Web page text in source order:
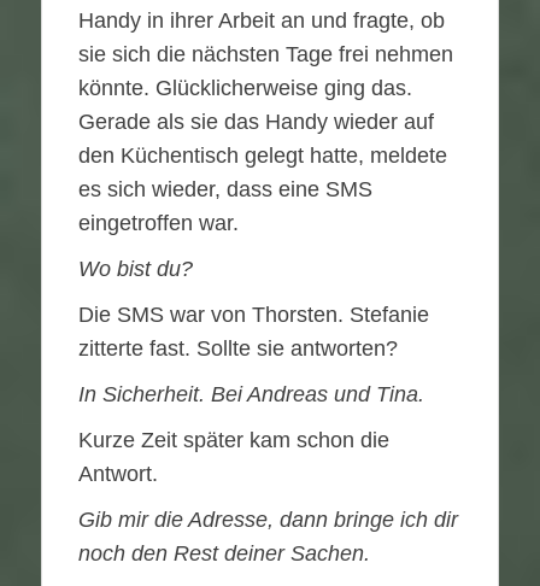
Handy in ihrer Arbeit an und fragte, ob
sie sich die nächsten Tage frei nehmen
könnte. Glücklicherweise ging das.
Gerade als sie das Handy wieder auf
den Küchentisch gelegt hatte, meldete
es sich wieder, dass eine SMS
eingetroffen war.
Wo bist du?
Die SMS war von Thorsten. Stefanie
zitterte fast. Sollte sie antworten?
In Sicherheit. Bei Andreas und Tina.
Kurze Zeit später kam schon die
Antwort.
Gib mir die Adresse, dann bringe ich dir
noch den Rest deiner Sachen.